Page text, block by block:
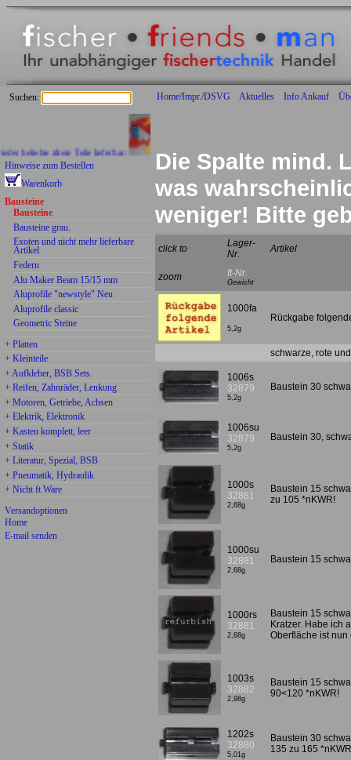
Home/Impr./DSVG Aktuelles Info Ankauf
Suchen:
beliebte ältere Teile lieferbar:
Hinweise zum Bestellen
Warenkorb
Bausteine
Bausteine
Bausteine grau.
Exoten und nicht mehr lieferbare
Artikel
Federn
Alu Maker Beam 15/15 mm
Aluprofile "newstyle" Neu
Aluprofile classic
Geometric Steine
+ Platten
+ Kleinteile
+ Aufkleber, BSB Sets
+ Reifen, Zahnräder, Lenkung
+ Motoren, Getriebe, Achsen
+ Elektrik, Elektronik
+ Kasten komplett, leer
+ Statik
+ Literatur, Spezial, BSB
+ Pneumatik, Hydraulik
+ Nicht ft Ware
Versandoptionen
Home
E-mail senden
Die Spalte mind.
was
weniger! Bitte
click to
Lager-
Nr.
Artikel
zoom ft-Nr.
Gewicht
1000fa
5,2g
Rückgabe
schwarze, rote
1006s
32879
5,2g
Baustein 30
1006su
32879
5,2g
Baustein 30,
1000s
32881
2,68g
Baustein 15
zu 105 *nKWR!
1000su
32881
2,68g
Baustein 15
1000rs
32881
2,68g
Baustein 15
Kratzer. Habe ich
Oberfläche ist
1003s
32882
2,98g
Baustein 15
90<120 *nKWR!
1202s
32880
5,01g
Baustein 30
135 zu 165